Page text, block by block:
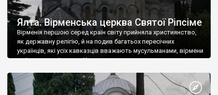
Ялта. Вірменська церква Святої Ріпсіме
Вірменія першою серед країн світу прийняла християнство,
як державну релігію, й на подив багатьох пересічних
українців, які усіх кавказців вважають мусульманами, вірмени
є відданими вірянами Христа